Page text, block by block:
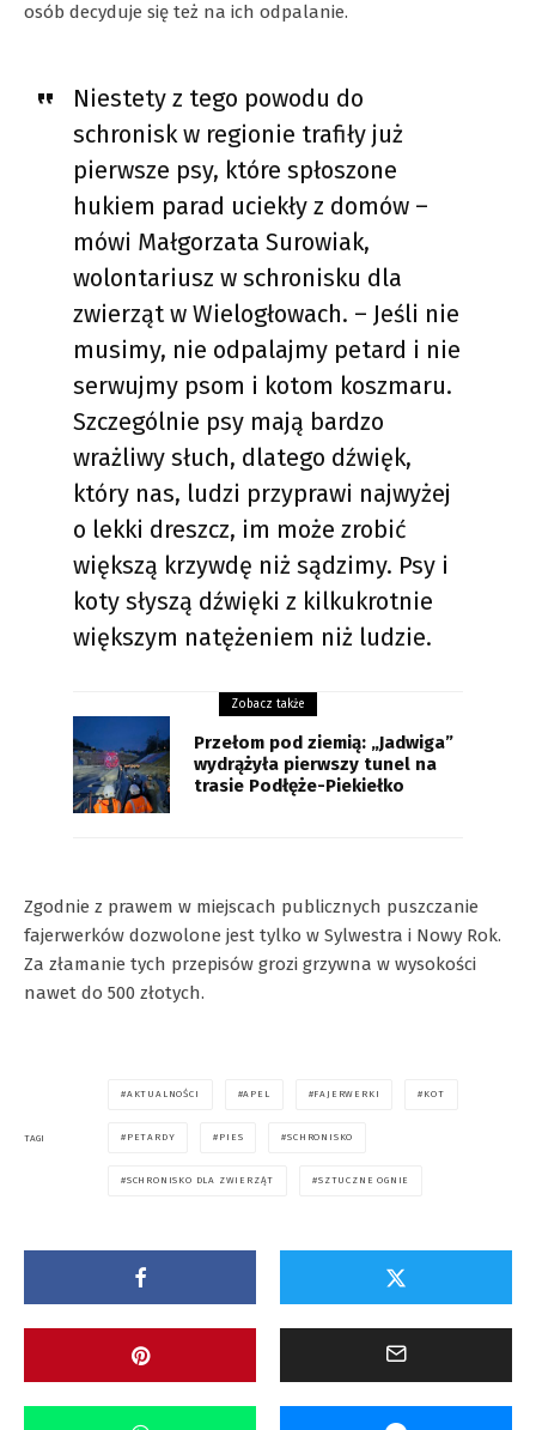
osób decyduje się też na ich odpalanie.
Niestety z tego powodu do
schronisk w regionie trafiły już
pierwsze psy, które spłoszone
hukiem parad uciekły z domów –
mówi Małgorzata Surowiak,
wolontariusz w schronisku dla
zwierząt w Wielogłowach. – Jeśli nie
musimy, nie odpalajmy petard i nie
serwujmy psom i kotom koszmaru.
Szczególnie psy mają bardzo
wrażliwy słuch, dlatego dźwięk,
który nas, ludzi przyprawi najwyżej
o lekki dreszcz, im może zrobić
większą krzywdę niż sądzimy. Psy i
koty słyszą dźwięki z kilkukrotnie
większym natężeniem niż ludzie.
Zobacz także
Przełom pod ziemią: „Jadwiga”
wydrążyła pierwszy tunel na
trasie Podłęże-Piekiełko
Zgodnie z prawem w miejscach publicznych puszczanie
fajerwerków dozwolone jest tylko w Sylwestra i Nowy Rok.
Za złamanie tych przepisów grozi grzywna w wysokości
nawet do 500 złotych.
TAGI
AKTUALNOŚCI APEL FAJERWERKI KOT
PETARDY PIES SCHRONISKO
SCHRONISKO DLA ZWIERZĄT SZTUCZNE OGNIE